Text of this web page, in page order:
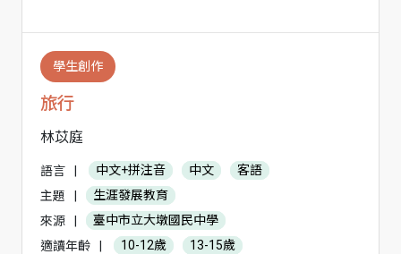
學生創作
旅行
林苡庭
語言 | 中文+拼注音 中文
客語
主題
|
生涯發展教育
來源
|
臺中市立大墩國民中學
適讀年齡
| 10-12歲
13-15歲